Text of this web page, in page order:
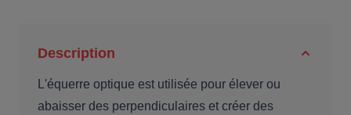
Description
L'équerre optique est utilisée pour élever ou
abaisser des perpendiculaires et créer des